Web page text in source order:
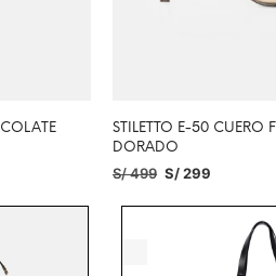
STILETTO E-50 CUERO
DORADO
S/499 S/299
SELECCIONAR